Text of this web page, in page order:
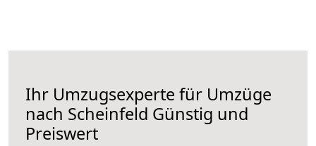
Ihr Umzugsexperte für Umzüge
nach Scheinfeld Günstig und
Preiswert